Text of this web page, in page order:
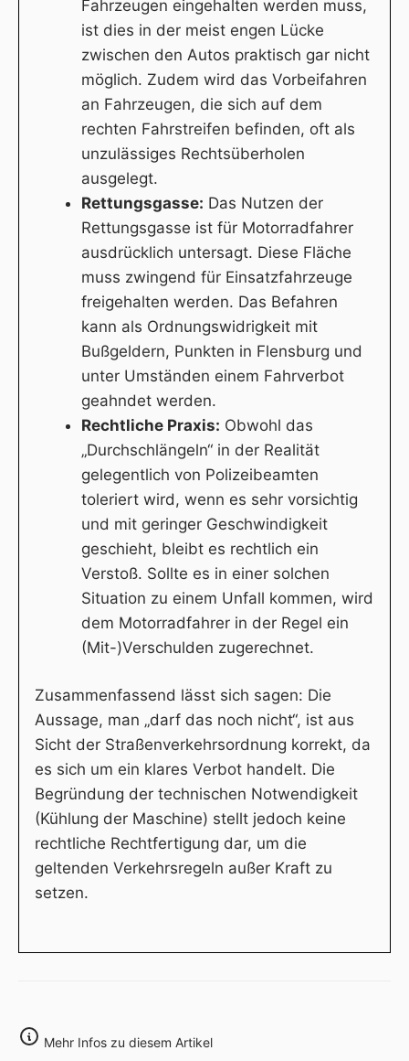
Fahrzeugen eingehalten werden muss,
ist dies in der meist engen Lücke
zwischen den Autos praktisch gar nicht
möglich. Zudem wird das Vorbeifahren
an Fahrzeugen, die sich auf dem
rechten Fahrstreifen befinden, oft als
unzulässiges Rechtsüberholen
ausgelegt.
Rettungsgasse: Das Nutzen der
Rettungsgasse ist für Motorradfahrer
ausdrücklich untersagt. Diese Fläche
muss zwingend für Einsatzfahrzeuge
freigehalten werden. Das Befahren
kann als Ordnungswidrigkeit mit
Bußgeldern, Punkten in Flensburg und
unter Umständen einem Fahrverbot
geahndet werden.
Rechtliche Praxis: Obwohl das
„Durchschlängeln“ in der Realität
gelegentlich von Polizeibeamten
toleriert wird, wenn es sehr vorsichtig
und mit geringer Geschwindigkeit
geschieht, bleibt es rechtlich ein
Verstoß. Sollte es in einer solchen
Situation zu einem Unfall kommen, wird
dem Motorradfahrer in der Regel ein
(Mit-)Verschulden zugerechnet.
Zusammenfassend lässt sich sagen: Die
Aussage, man „darf das noch nicht“, ist aus
Sicht der Straßenverkehrsordnung korrekt, da
es sich um ein klares Verbot handelt. Die
Begründung der technischen Notwendigkeit
(Kühlung der Maschine) stellt jedoch keine
rechtliche Rechtfertigung dar, um die
geltenden Verkehrsregeln außer Kraft zu
setzen.
Mehr Infos zu diesem Artikel